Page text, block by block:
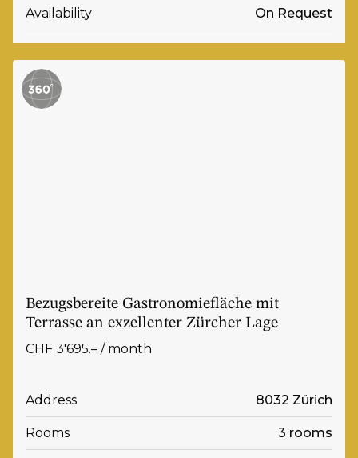
Availability On Request
Bezugsbereite Gastronomiefläche mit
Terrasse an exzellenter Zürcher Lage
CHF 3'695.– / month
Address 8032 Zürich
Rooms 3 rooms